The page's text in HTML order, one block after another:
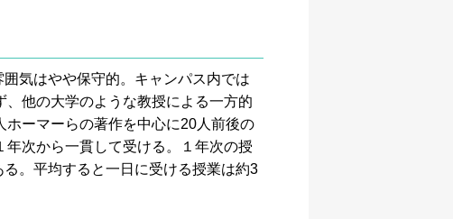
気はやや保守的。キャンパス内では
他の大学のような教授による一方的
ーマーらの著作を中心に20人前後の
次から一貫して受ける。１年次の授
。平均すると一日に受ける授業は約3